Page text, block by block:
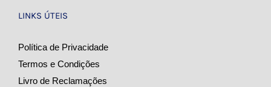
LINKS ÚTEIS
Política de Privacidade
Termos e Condições
Livro de Reclamações